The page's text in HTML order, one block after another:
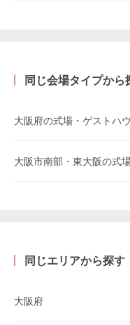
同じ会場タイプから
大阪府の式場・ゲストハ
大阪市南部・東大阪の式
同じエリアから探す
大阪府